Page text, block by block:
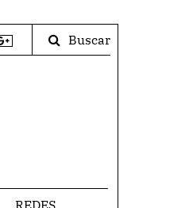
Buscar
REDES